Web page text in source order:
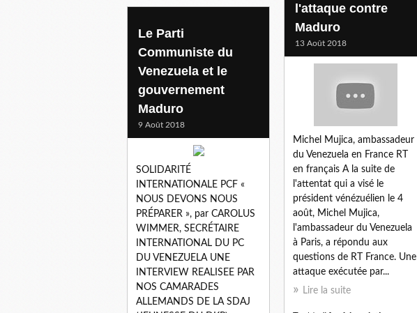
l'attaque contre
Maduro
13 Août 2018
Michel Mujica, ambassadeur
du Venezuela en France RT
en français A la suite de
l'attentat qui a visé le
président vénézuélien le 4
août, Michel Mujica,
l'ambassadeur du Venezuela
à Paris, a répondu aux
questions de RT France. Une
attaque exécutée par...
Lire la suite
Le Parti
Communiste du
Venezuela et le
gouvernement
Maduro
9 Août 2018
SOLIDARITÉ
INTERNATIONALE PCF «
NOUS DEVONS NOUS
PRÉPARER », par CAROLUS
WIMMER, SECRÉTAIRE
INTERNATIONAL DU PC
DU VENEZUELA UNE
INTERVIEW REALISEE PAR
NOS CAMARADES
ALLEMANDS DE LA SDAJ